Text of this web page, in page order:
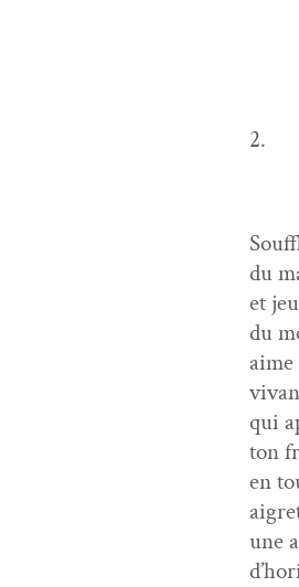
2.
du
et
du
qui
ton
en
une